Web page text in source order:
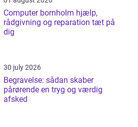
Computer bornholm hjælp,
rådgivning og reparation tæt på
dig
30 july 2026
Begravelse: sådan skaber
pårørende en tryg og værdig
afsked